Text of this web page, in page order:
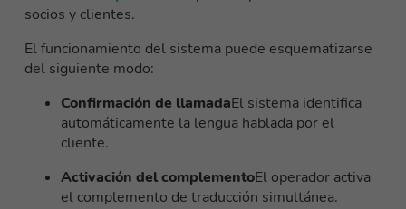
socios y clientes.
El funcionamiento del sistema puede esquematizarse
del siguiente modo:
Confirmación de llamadaEl sistema identifica
automáticamente la lengua hablada por el
cliente.
Activación del complementoEl operador activa
el complemento de traducción simultánea.